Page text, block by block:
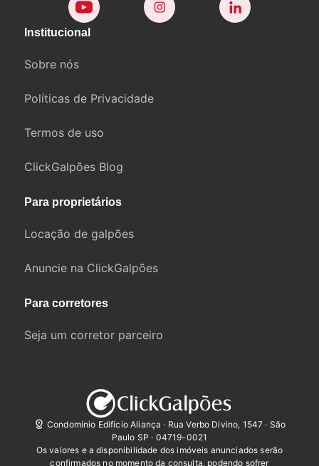
Institucional
Sobre nós
Políticas de Privacidade
Termos de uso
ClickGalpões Blog
Para proprietários
Locação de galpões
Anuncie na ClickGalpões
Para corretores
Seja um corretor parceiro
Condomínio Edifício Aliança · Rua Verbo Divino, 1547 · São
Paulo SP · 04719-0021
Os valores e a disponibilidade dos imóveis anunciados serão
confirmados no momento da consulta, podendo sofrer